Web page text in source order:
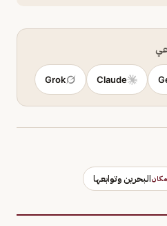
Claude
Grok
مكانالبحرين وتوابعها